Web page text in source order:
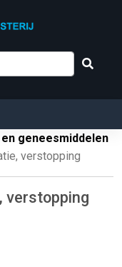
geneesmiddelen
verstopping
verstopping